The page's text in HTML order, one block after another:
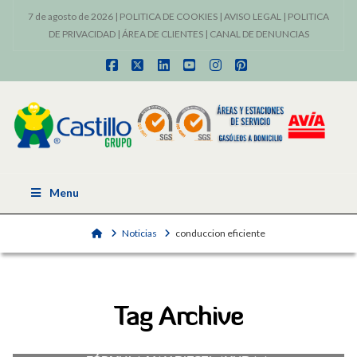
7 de agosto de 2026 | POLITICA DE COOKIES | AVISO LEGAL | POLITICA
DE PRIVACIDAD| ÁREA DE CLIENTES| CANAL DE DENUNCIAS
Facebook
X LinkedInYouTubeInstagram
Pinterest
Menu
HomeNoticias conduccion eficiente
Tag Archive